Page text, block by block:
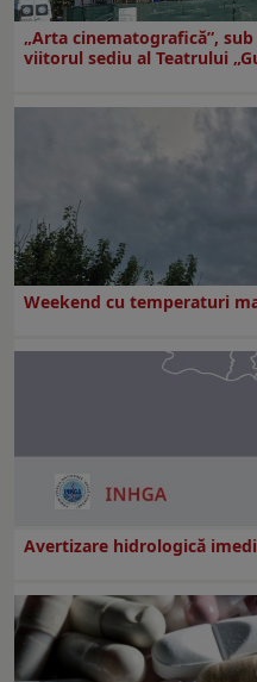
„Arta cinematografică”,
viitorul sediu al Teatrului
Weekend cu temperaturi
Avertizare hidrologică